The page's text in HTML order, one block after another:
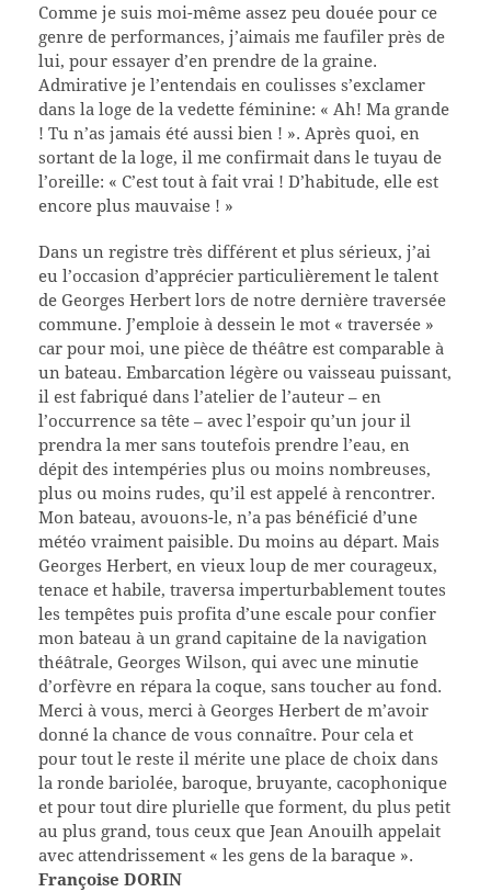
Comme je suis moi-même assez peu douée pour ce
genre de performances, j’aimais me faufiler près de
lui, pour essayer d’en prendre de la graine.
Admirative je l’entendais en coulisses s’exclamer
dans la loge de la vedette féminine: « Ah! Ma grande
! Tu n’as jamais été aussi bien ! ». Après quoi, en
sortant de la loge, il me confirmait dans le tuyau de
l’oreille: « C’est tout à fait vrai ! D’habitude, elle est
encore plus mauvaise ! »
Dans un registre très différent et plus sérieux, j’ai
eu l’occasion d’apprécier particulièrement le talent
de Georges Herbert lors de notre dernière traversée
commune. J’emploie à dessein le mot « traversée »
car pour moi, une pièce de théâtre est comparable à
un bateau. Embarcation légère ou vaisseau puissant,
il est fabriqué dans l’atelier de l’auteur – en
l’occurrence sa tête – avec l’espoir qu’un jour il
prendra la mer sans toutefois prendre l’eau, en
dépit des intempéries plus ou moins nombreuses,
plus ou moins rudes, qu’il est appelé à rencontrer.
Mon bateau, avouons-le, n’a pas bénéficié d’une
météo vraiment paisible. Du moins au départ. Mais
Georges Herbert, en vieux loup de mer courageux,
tenace et habile, traversa imperturbablement toutes
les tempêtes puis profita d’une escale pour confier
mon bateau à un grand capitaine de la navigation
théâtrale, Georges Wilson, qui avec une minutie
d’orfèvre en répara la coque, sans toucher au fond.
Merci à vous, merci à Georges Herbert de m’avoir
donné la chance de vous connaître. Pour cela et
pour tout le reste il mérite une place de choix dans
la ronde bariolée, baroque, bruyante, cacophonique
et pour tout dire plurielle que forment, du plus petit
au plus grand, tous ceux que Jean Anouilh appelait
avec attendrissement « les gens de la baraque ».
Françoise DORIN